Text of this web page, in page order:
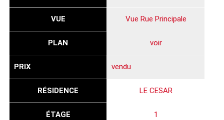
VUE Vue Rue Principale
PLAN voir
PRIX vendu
RÉSIDENCE LE CESAR
ÉTAGE 1